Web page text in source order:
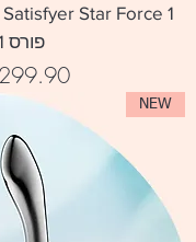
פורס 1
מחיר‏299.90 ‏₪
NEW